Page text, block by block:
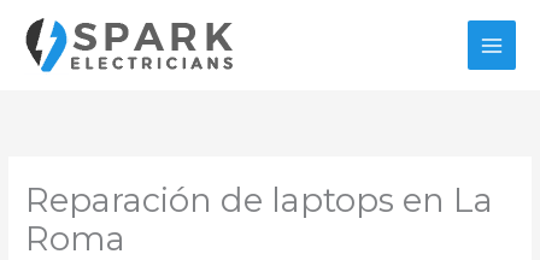
contenido
Reparación de laptops en La
Roma